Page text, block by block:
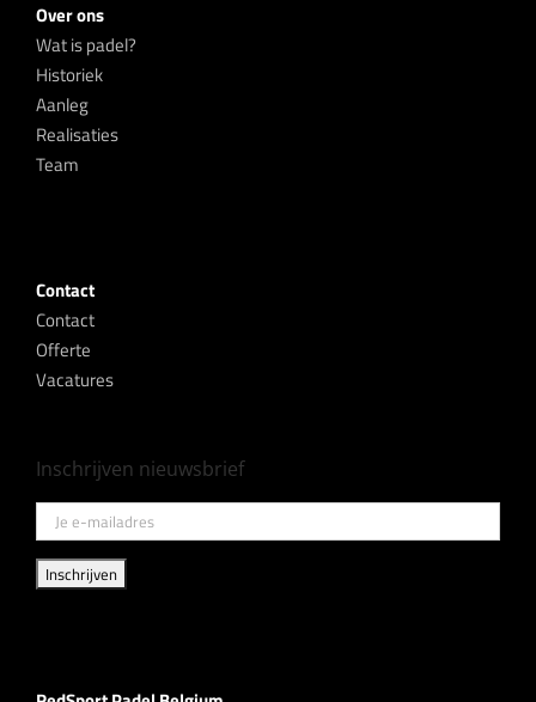
Over ons
Wat is padel?
Historiek
Aanleg
Realisaties
Team
Contact
Contact
Offerte
Vacatures
Inschrijven nieuwsbrief